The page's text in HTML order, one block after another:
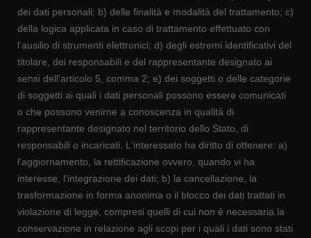
dei dati personali; b) delle finalità e modalità del trattamento; c)
della logica applicata in caso di trattamento effettuato con
l'ausilio di strumenti elettronici; d) degli estremi identificativi del
titolare, dei responsabili e del rappresentante designato ai
sensi dell'articolo 5, comma 2; e) dei soggetti o delle categorie
di soggetti ai quali i dati personali possono essere comunicati
o che possono venirne a conoscenza in qualità di
rappresentante designato nel territorio dello Stato, di
responsabili o incaricati. L'interessato ha diritto di ottenere: a)
l'aggiornamento, la rettificazione ovvero, quando vi ha
interesse, l'integrazione dei dati; b) la cancellazione, la
trasformazione in forma anonima o il blocco dei dati trattati in
violazione di legge, compresi quelli di cui non è necessaria la
conservazione in relazione agli scopi per i quali i dati sono stati